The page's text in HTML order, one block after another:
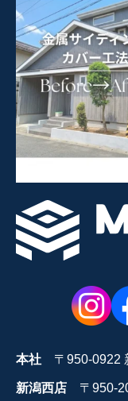
本社 〒950-0922
新潟西店 〒950-